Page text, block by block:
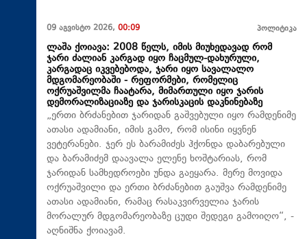
09 აგვისტო 2026, 00:09 პოლიტიკა
ლაშა ქოიავა: 2008 წელს, იმის მიუხედავად რომ
ჯარი ძალიან კარგად იყო ჩაცმულ-დახურული,
კარგადაც იკვებებოდა, ჯარი იყო სავალალო
მდგომარეობაში - რეფორმები, რომელიც
ოქრუაშვილმა ჩაატარა, მიმართული იყო ჯარის
დემორალიზაციაზე და ჯარისკაცის დაკნინებაზე
„ერთი ბრძანებით ჯარიდან გაშვებული იყო რამდენიმე
ათასი ადამიანი, იმის გამო, რომ ისინი იყვნენ
ვეტერანები. ჯერ ეს ბარამიძეს ჰქონდა დაბარებული
და ბარამიძემ დაავალა ელენე ხოშტარიას, რომ
ჯარიდან სამხედროები უნდა გაეყარა. მერე მოვიდა
ოქრუაშვილი და ერთი ბრძანებით გაუშვა რამდენიმე
ათასი ადამიანი, რამაც რასაკვირველია ჯარის
მორალურ მდგომარეობაზე ცუდი შედეგი გამოიღო“, -
აღნიშნა ქოიავამ.